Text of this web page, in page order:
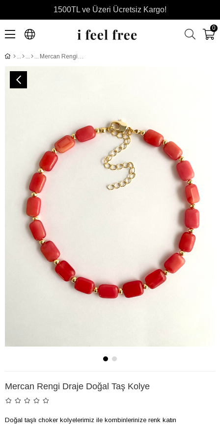
1500TL ve Üzeri Ücretsiz Kargo!
0
Mercan Rengi Draje Doğal Taş Kolye
Mercan Rengi Draje Doğal Taş Kolye
Doğal taşlı choker kolyelerimiz ile kombinlerinize renk katın